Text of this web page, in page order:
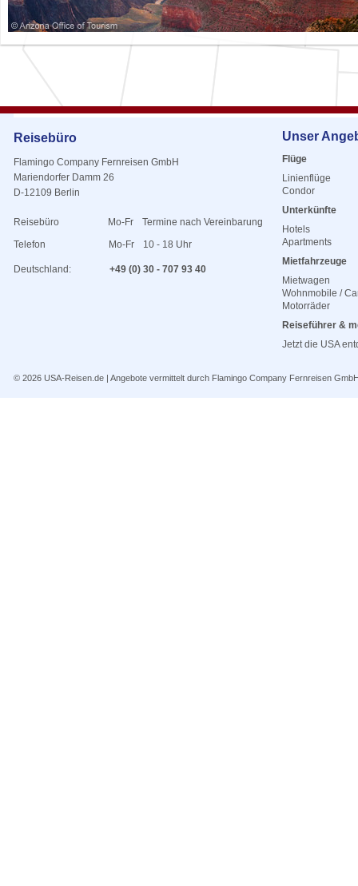
Reisebüro
Flamingo Company Fernreisen GmbH
Mariendorfer Damm 26
D-12109 Berlin
Reisebüro Mo-Fr
Termine nach Vereinbarung
Telefon
Mo-Fr 10 - 18 Uhr
Deutschland: +49 (0) 30 - 707 93 40
Unser
Flüge
Linienflüge
Condor
Unterkünfte
Hotels
Apartments
Mietfahrzeuge
Mietwagen
Wohnmobile /
Motorräder
Reiseführer &
Jetzt die USA
© 2026 USA-Reisen.de | Angebote vermittelt durch Flamingo Company Fernreisen